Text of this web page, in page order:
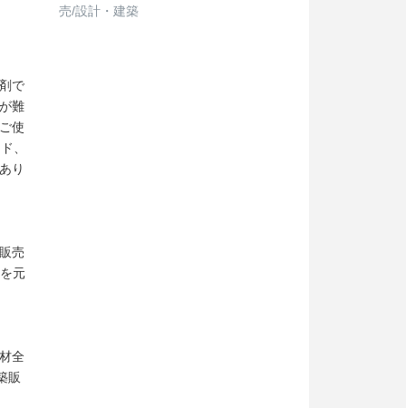
で
難
使
、
り
売
元
全
販
売/設計・建築